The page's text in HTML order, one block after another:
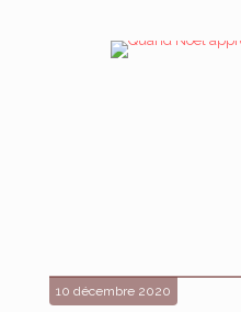
10 décembre 2020